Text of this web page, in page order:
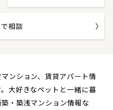
相談
ンション、賃貸アパート情
大好きなペットと一緒に暮
・築浅マンション情報な